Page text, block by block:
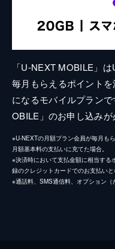
「U-NEXT MOBILE」
毎月もらえるポイント
になるモバイルプラン
OBILE」のお申し込みが
※U-NEXTの月額プラン会員が毎月も
月額基本料の支払いに充てた場合。
※決済時において支払金額に相当する
録のクレジットカードでのお支払いと
※通話料、SMS通信料、オプション（